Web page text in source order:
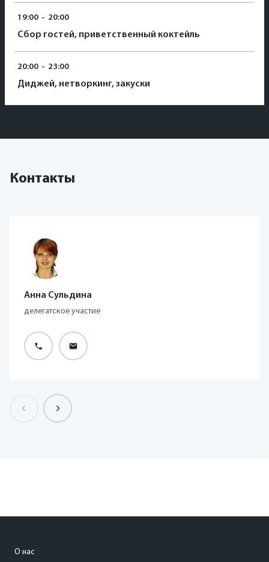
19:00 - 20:00
Сбор гостей, приветственный коктейль
20:00 - 23:00
Диджей, нетворкинг, закуски
Контакты
Анна Сульдина
делегатское участие
О нас